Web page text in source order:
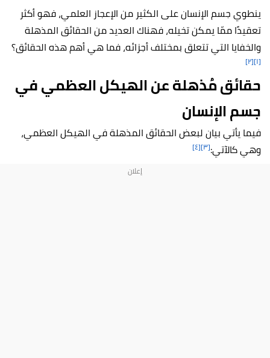
ينطوي جسم الإنسان على الكثير من الإعجاز العلمي، فهو أكثر
تعقيدًا ممّا يمكن تخيله، فهناك العديد من الحقائق المذهلة
والخفايا التي تتعلق بمختلف أجزائه، فما هي أهم هذه الحقائق؟
[١] [٢]
حقائق مُذهلة عن الهيكل العظمي في
جسم الإنسان
فيما يأتي بيان لبعض الحقائق المذهلة في الهيكل العظمي،
وهي كالآتي:[٣] [٤]